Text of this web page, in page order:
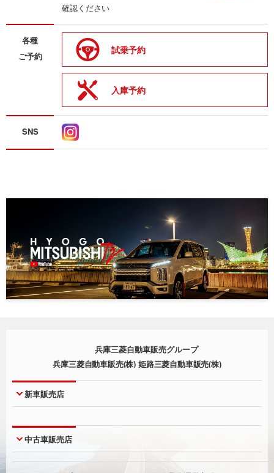
確認ください
各種
ご予約
試乗予約
入庫予約
SNS
兵庫三菱自動車販売グループ
兵庫三菱自動車販売(株) 姫路三菱自動車販売(株)
新車販売店
神戸本店
西宮店
神戸北町店
西脇店
明石店
中古車販売店
UCAR神戸本店